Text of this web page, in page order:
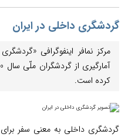
گردشگری داخلی در ایران
مرکز نمافر اینفوگرافی
کرده است.
گردشگری داخلی به معنی سفر